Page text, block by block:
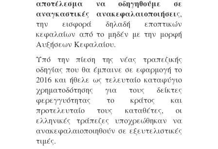
αποτέλεσμα να οδηγηθούμε σε
αναγκαστικές ανακεφαλαιοποιήσεις,
την εισφορά δηλαδή εποπτικών
κεφαλαίων από το μηδέν με την μορφή
Αυξήσεων Κεφαλαίου.
Υπό την πίεση της νέας τραπεζικής
οδηγίας που θα έμπαινε σε εφαρμογή το
2016 και ήθελε ως τελευταίο καταφύγιο
χρηματοδότησης για τους δείκτες
φερεγγυότητας το κράτος και
προτελευταίο τους καταθέτες, οι
ελληνικές τράπεζες υποχρεώθηκαν να
ανακεφαλαιοποιηθούν σε εξευτελιστικές
τιμές.